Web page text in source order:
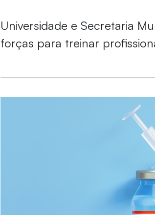
Universidade e Secretaria
forças para treinar